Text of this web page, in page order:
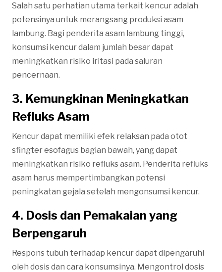
Salah satu perhatian utama terkait kencur adalah
potensinya untuk merangsang produksi asam
lambung. Bagi penderita asam lambung tinggi,
konsumsi kencur dalam jumlah besar dapat
meningkatkan risiko iritasi pada saluran
pencernaan.
3. Kemungkinan Meningkatkan
Refluks Asam
Kencur dapat memiliki efek relaksan pada otot
sfingter esofagus bagian bawah, yang dapat
meningkatkan risiko refluks asam. Penderita refluks
asam harus mempertimbangkan potensi
peningkatan gejala setelah mengonsumsi kencur.
4. Dosis dan Pemakaian yang
Berpengaruh
Respons tubuh terhadap kencur dapat dipengaruhi
oleh dosis dan cara konsumsinya. Mengontrol dosis